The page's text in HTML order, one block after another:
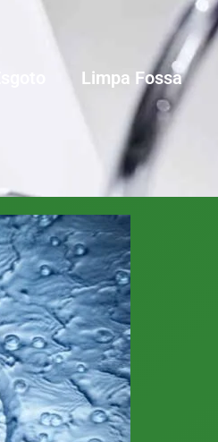
Limpa Fossa